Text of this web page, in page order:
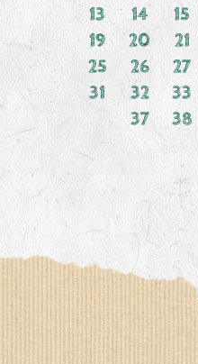
13
14 15
19
20 21
25
26 27
31
32 33
37
38